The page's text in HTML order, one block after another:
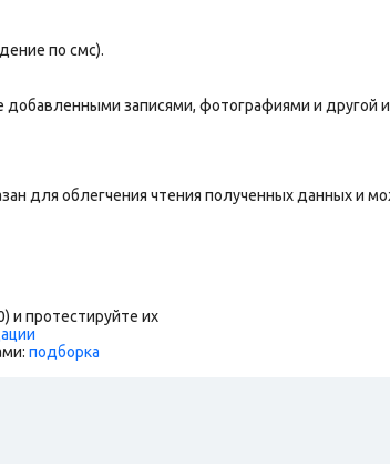
по смс).
добавленными записями, фотографиями и другой
для облегчения чтения полученных данных и
и протестируйте их
подборка